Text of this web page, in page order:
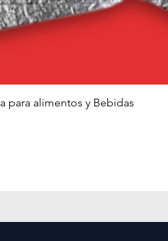
Vista rápida
para alimentos y Bebidas